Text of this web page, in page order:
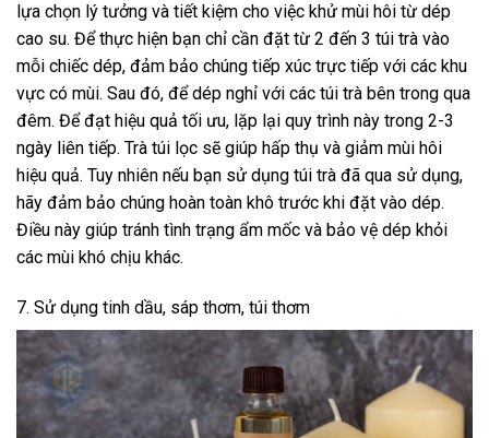
lựa chọn lý tưởng và tiết kiệm cho việc khử mùi hôi từ dép
cao su. Để thực hiện bạn chỉ cần đặt từ 2 đến 3 túi trà vào
mỗi chiếc dép, đảm bảo chúng tiếp xúc trực tiếp với các khu
vực có mùi. Sau đó, để dép nghỉ với các túi trà bên trong qua
đêm. Để đạt hiệu quả tối ưu, lặp lại quy trình này trong 2-3
ngày liên tiếp. Trà túi lọc sẽ giúp hấp thụ và giảm mùi hôi
hiệu quả. Tuy nhiên nếu bạn sử dụng túi trà đã qua sử dụng,
hãy đảm bảo chúng hoàn toàn khô trước khi đặt vào dép.
Điều này giúp tránh tình trạng ẩm mốc và bảo vệ dép khỏi
các mùi khó chịu khác.
7. Sử dụng tinh dầu, sáp thơm, túi thơm